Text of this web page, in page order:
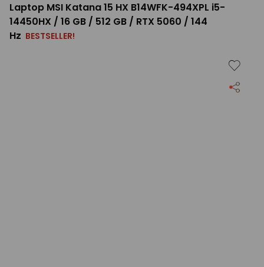
Laptop MSI Katana 15 HX B14WFK-494XPL i5-
14450HX / 16 GB / 512 GB / RTX 5060 / 144
Hz BESTSELLER!